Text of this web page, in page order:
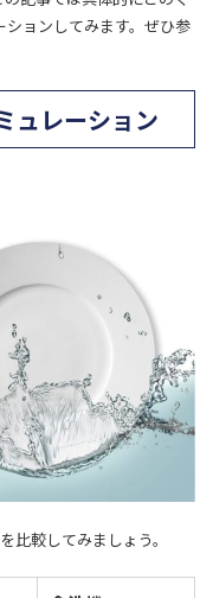
ションしてみます。ぜひ参
ュレーション
比較してみましょう。